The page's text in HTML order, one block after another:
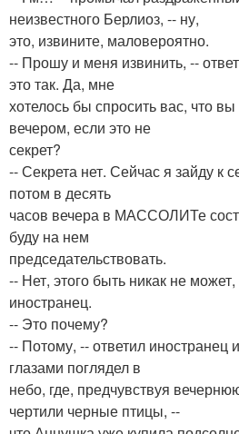
неизвестного Берлиоз, -- ну,
это, извините, маловероятно.
-- Прошу и меня извинить, --
это так. Да, мне
хотелось бы спросить вас, что вы
вечером, если это не
секрет?
-- Секрета нет. Сейчас я зайду к
потом в десять
часов вечера в МАССОЛИТе
буду на нем
председательствовать.
-- Нет, этого быть никак не
иностранец.
-- Это почему?
-- Потому, -- ответил
глазами поглядел в
небо, где, предчувствуя
чертили черные птицы, --